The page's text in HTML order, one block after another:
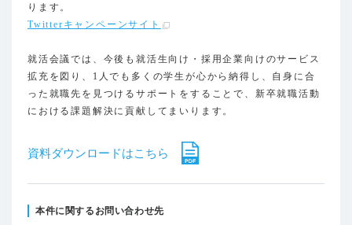
ります。
Twitterキャンペーンサイト
就活会議では、今後も就活生向け・採用企業向けのサービス
拡充を図り、1人でも多くの学生が心から納得し、自身に合
った就職先を見つけるサポートをすることで、新卒就職活動
における課題解決に貢献してまいります。
資料ダウンロードはこちら
本件に関するお問い合わせ先